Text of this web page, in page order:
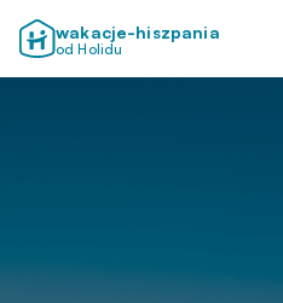
wakacje-hiszpania
od Holidu